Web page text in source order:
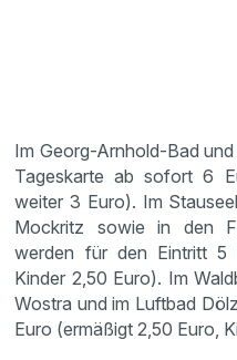
Im Georg-Arnhold-Bad
Tageskarte ab sofort 6
weiter 3 Euro). Im
Mockritz sowie in den
werden für den Eintritt 5
Kinder 2,50 Euro). Im
Wostra und im Luftbad
Euro (ermäßigt 2,50 Euro,